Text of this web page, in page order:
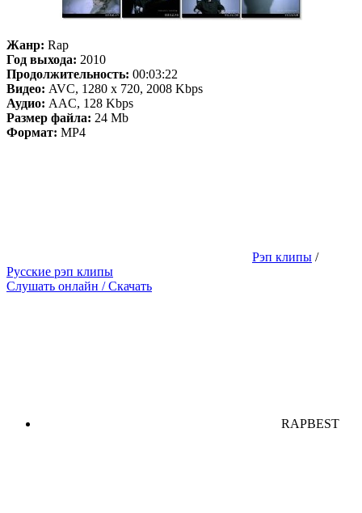
Жанр: Rap
Год выхода: 2010
Продолжительность: 00:03:22
Видео: AVC, 1280 x 720, 2008 Kbps
Аудио: AAC, 128 Kbps
Размер файла: 24 Mb
Формат: MP4
Рэп клипы /
Русские рэп клипы
Слушать онлайн / Скачать
RAPBEST